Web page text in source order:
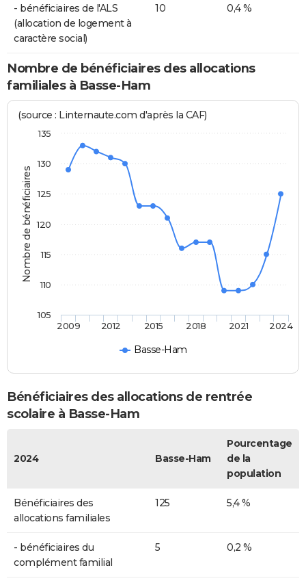
- bénéficiaires de l'ALS
(allocation de logement à
caractère social)
10 0,4 %
Nombre de bénéficiaires des allocations
familiales à Basse-Ham
Nombre de bénéficiaires
(source : Linternaute.com d'après la CAF)
Basse-Ham
2009 2012 2015 2018 2021 2024
105
110
115
120
125
130
135
Bénéficiaires des allocations de rentrée
scolaire à Basse-Ham
2024 Basse-Ham
Pourcentage
de la
population
Bénéficiaires des
allocations familiales
125 5,4 %
- bénéficiaires du
complément familial
5 0,2 %